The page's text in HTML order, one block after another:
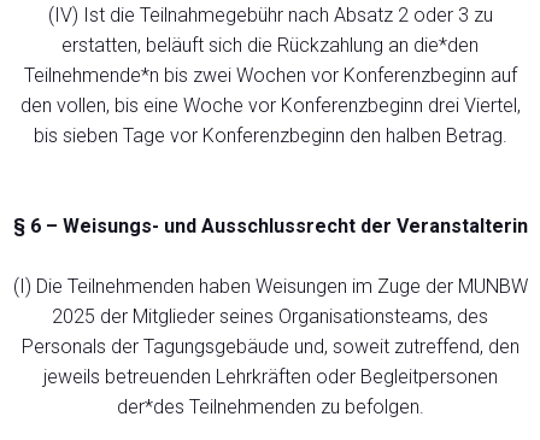
(IV) Ist die Teilnahmegebühr nach Absatz 2 oder 3 zu
erstatten, beläuft sich die Rückzahlung an die*den
Teilnehmende*n bis zwei Wochen vor Konferenzbeginn auf
den vollen, bis eine Woche vor Konferenzbeginn drei Viertel,
bis sieben Tage vor Konferenzbeginn den halben Betrag.
§ 6 – Weisungs- und Ausschlussrecht der Veranstalterin
(I) Die Teilnehmenden haben Weisungen im Zuge der MUNBW
2025 der Mitglieder seines Organisationsteams, des
Personals der Tagungsgebäude und, soweit zutreffend, den
jeweils betreuenden Lehrkräften oder Begleitpersonen
der*des Teilnehmenden zu befolgen.